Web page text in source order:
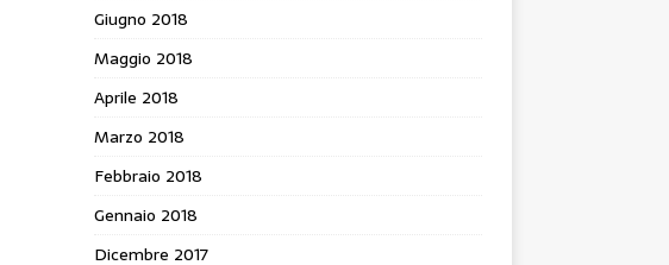
Giugno 2018
Maggio 2018
Aprile 2018
Marzo 2018
Febbraio 2018
Gennaio 2018
Dicembre 2017